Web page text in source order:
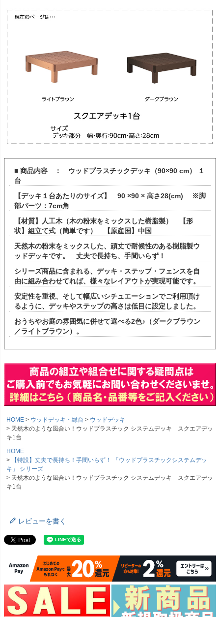
■ 商品内容 ： ウッドプラスチックデッキ（90×90 cm） １
台
【デッキ１台あたりのサイズ】 90 ×90 × 高さ28(cm) ※脚
部パーツ：7cm角
【材質】人工木（木の粉末をミックスした樹脂製） 【形
状】組立て式（簡単です） 【原産国】中国
天然木の粉末をミックスした、頑丈で耐候性のある樹脂製ウ
ッドデッキです。 丈夫で長持ち、手間いらず！
シリーズ商品に含まれる、デッキ・ステップ・フェンスを自
由に組み合わせてれば、様々なレイアウトが実現可能です。
安定性を重視、そして幅広いシチュエーションでご利用頂け
るように、デッキやステップの高さは低目に設定しました。
おうちやお庭の雰囲気に併せて選べる2色♪（ダークブラウン
／ライトブラウン）。
HOME ウッドデッキ・縁台
ウッドデッキ
天然木のような風合い！ウッドプラスチック システムデッキ スクエアデッ
キ1台
HOME
【特設】丈夫で長持ち！手間いらず！ 「ウッドプラスチックシステムデッ
キ」 シリーズ
天然木のような風合い！ウッドプラスチック システムデッキ スクエアデッ
キ1台
レビューを書く